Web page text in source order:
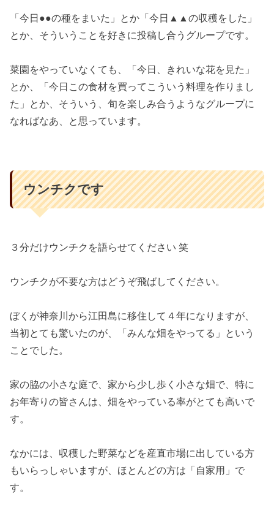
「今日●●の種をまいた」とか「今日▲▲の収穫をした」
とか、そういうことを好きに投稿し合うグループです。
菜園をやっていなくても、「今日、きれいな花を見た」
とか、「今日この食材を買ってこういう料理を作りまし
た」とか、そういう、旬を楽しみ合うようなグループに
なればなあ、と思っています。
ウンチクです
３分だけウンチクを語らせてください 笑
ウンチクが不要な方はどうぞ飛ばしてください。
ぼくが神奈川から江田島に移住して４年になりますが、
当初とても驚いたのが、「みんな畑をやってる」という
ことでした。
家の脇の小さな庭で、家から少し歩く小さな畑で、特に
お年寄りの皆さんは、畑をやっている率がとても高いで
す。
なかには、収穫した野菜などを産直市場に出している方
もいらっしゃいますが、ほとんどの方は「自家用」で
す。